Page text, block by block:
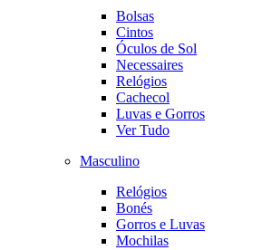
Bolsas
Cintos
Óculos de Sol
Necessaires
Relógios
Cachecol
Luvas e Gorros
Ver Tudo
Masculino
Relógios
Bonés
Gorros e Luvas
Mochilas